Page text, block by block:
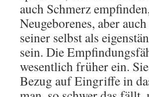
auch Schmerz
Neugeborenes, aber
seiner selbst als
sein. Die
wesentlich früher ein.
Bezug auf Eingriffe in